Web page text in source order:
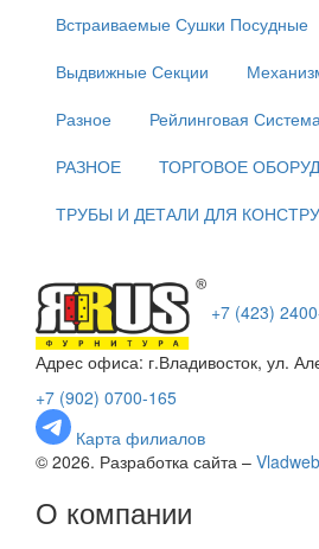
Встраиваемые Сушки Посудные
Выдвижные Секции
Разное
Рейлинговая Система
РАЗНОЕ
ТОРГОВОЕ
ТРУБЫ И ДЕТАЛИ ДЛЯ
+7 (423)
Адрес офиса: г.Владивосток, ул.
+7 (902) 0700-165
Карта филиалов
© 2026. Разработка сайта – Vladweb
О компании